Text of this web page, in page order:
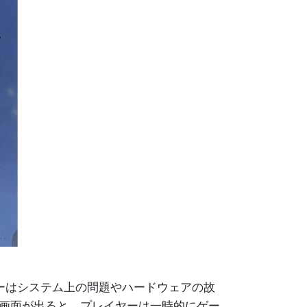
システム上の問題やハードウェアの故